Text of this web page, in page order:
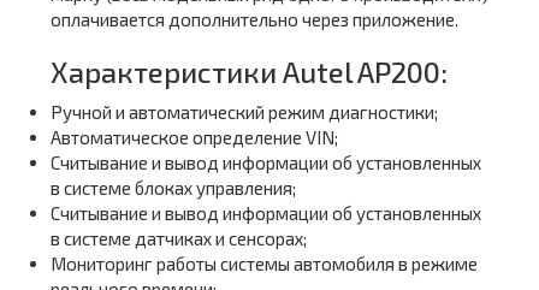
оплачивается дополнительно через приложение.
Характеристики Autel AP200:
Ручной и автоматический режим диагностики;
Автоматическое определение VIN;
Считывание и вывод информации об установленных
в системе блоках управления;
Считывание и вывод информации об установленных
в системе датчиках и сенсорах;
Мониторинг работы системы автомобиля в режиме